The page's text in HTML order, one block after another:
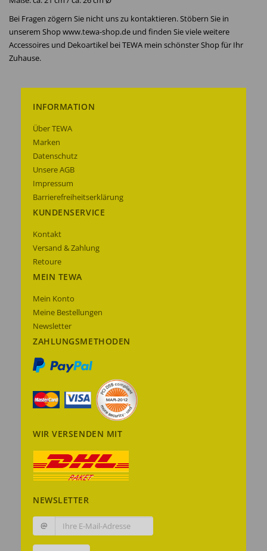
Bei Fragen zögern Sie nicht uns zu kontaktieren. Stöbern Sie in
unserem Shop www.tewa-shop.de und finden Sie viele weitere
Accessoires und Dekoartikel bei TEWA mein schönster Shop für Ihr
Zuhause.
INFORMATION
Über TEWA
Marken
Datenschutz
Unsere AGB
Impressum
Barrierefreiheitserklärung
KUNDENSERVICE
Kontakt
Versand & Zahlung
Retoure
MEIN TEWA
Mein Konto
Meine Bestellungen
Newsletter
ZAHLUNGSMETHODEN
WIR VERSENDEN MIT
NEWSLETTER
@